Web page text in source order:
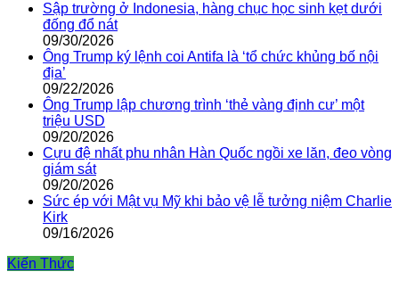
Sập trường ở Indonesia, hàng chục học sinh kẹt dưới
đống đổ nát
09/30/2026
Ông Trump ký lệnh coi Antifa là ‘tổ chức khủng bố nội
địa’
09/22/2026
Ông Trump lập chương trình ‘thẻ vàng định cư’ một
triệu USD
09/20/2026
Cựu đệ nhất phu nhân Hàn Quốc ngồi xe lăn, đeo vòng
giám sát
09/20/2026
Sức ép với Mật vụ Mỹ khi bảo vệ lễ tưởng niệm Charlie
Kirk
09/16/2026
Kiến Thức